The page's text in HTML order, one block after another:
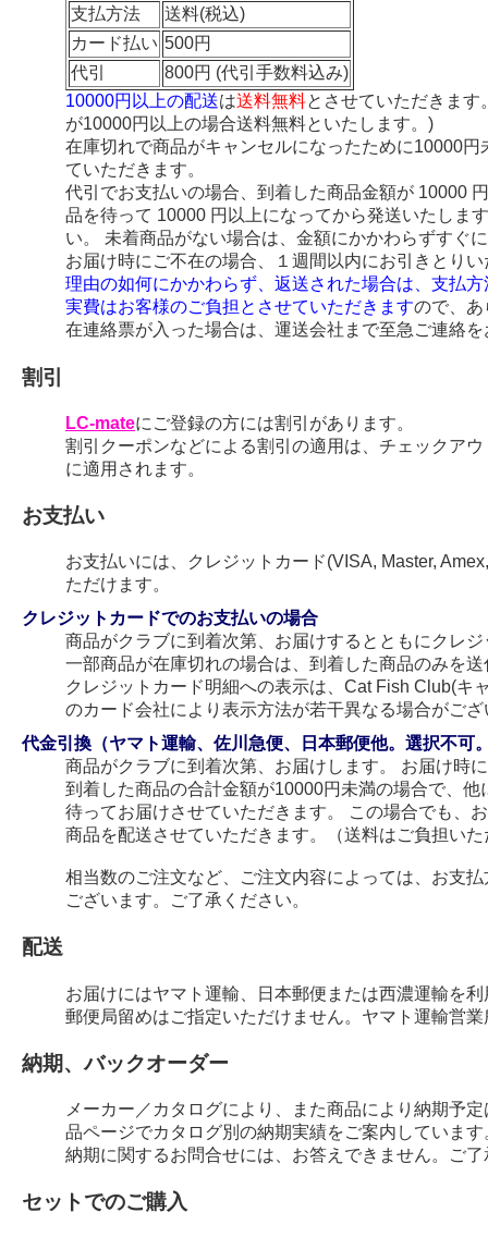
支払方法
送料(税込)
カード払い 500円
代引
800円 (代引手数料込み)
10000円以上の配送は送料無料とさせていただきま
が10000円以上の場合送料無料といたします。)
在庫切れで商品がキャンセルになったために10000
ていただきます。
代引でお支払いの場合、到着した商品金額が 10000
品を待って 10000 円以上になってから発送いたしま
い。 未着商品がない場合は、金額にかかわらずすぐ
お届け時にご不在の場合、１週間以内にお引きとり
理由の如何にかかわらず、返送された場合は、支払
実費はお客様のご負担とさせていただきますので、あ
在連絡票が入った場合は、運送会社まで至急ご連絡
割引
LC-mateにご登録の方には割引があります。
割引クーポンなどによる割引の適用は、チェックア
に適用されます。
お支払い
お支払いには、クレジットカード(VISA, Master,
ただけます。
クレジットカードでのお支払いの場合
商品がクラブに到着次第、お届けするとともにクレ
一部商品が在庫切れの場合は、到着した商品のみを
クレジットカード明細への表示は、Cat Fish Club(キ
のカード会社により表示方法が若干異なる場合がござ
代金引換（ヤマト運輸、佐川急便、日本郵便他。選択不可
商品がクラブに到着次第、お届けします。 お届け時
到着した商品の合計金額が10000円未満の場合で、
待ってお届けさせていただきます。 この場合でも、
商品を配送させていただきます。（送料はご負担い
相当数のご注文など、ご注文内容によっては、お支
ございます。ご了承ください。
配送
お届けにはヤマト運輸、日本郵便または西濃運輸を
郵便局留めはご指定いただけません。ヤマト運輸営
納期、バックオーダー
メーカー／カタログにより、また商品により納期予
品ページでカタログ別の納期実績をご案内しています
納期に関するお問合せには、お答えできません。ご
セットでのご購入